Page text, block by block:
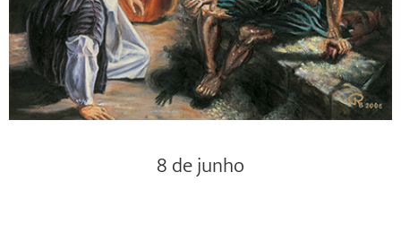
8 de junho